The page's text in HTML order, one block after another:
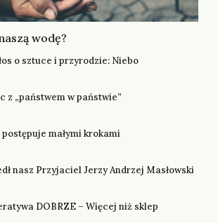
wodę?
o sztuce i przyrodzie: Niebo
z „państwem w państwie”
postępuje małymi krokami
nasz Przyjaciel Jerzy Andrzej Masłowski
DOBRZE – Więcej niż sklep